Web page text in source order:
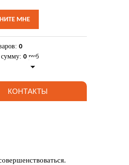
МНЕ
0
0 руб
КОНТАКТЫ